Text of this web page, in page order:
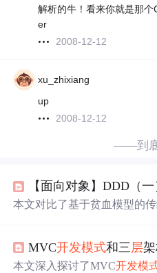
解析的牛！看来你就是那
er
2008-12-12
xu_zhixiang
up
2008-12-12
——到
【面向对象】DDD（
本文对比了基于贫血模型的
MVC开发模式和三层
本文深入探讨了MVC开发模